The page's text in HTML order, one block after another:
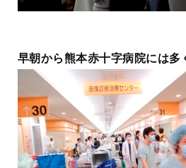
早朝から熊本赤十字病院には多